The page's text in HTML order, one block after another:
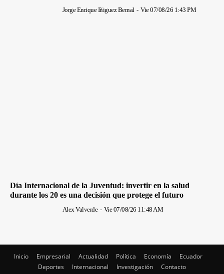
Jorge Enrique Iñiguez Bernal - Vie 07/08/26 1:43 PM
Día Internacional de la Juventud: invertir en la salud
durante los 20 es una decisión que protege el futuro
Alex Valverde - Vie 07/08/26 11:48 AM
Inicio Empresarial Actualidad Política Economía
Ecuador
Deportes
Internacional Investigación Contacto